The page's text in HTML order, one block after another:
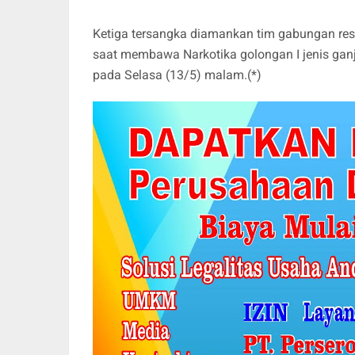
Ketiga tersangka diamankan tim gabungan
saat membawa Narkotika golongan I jenis
pada Selasa (13/5) malam.(*)